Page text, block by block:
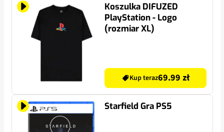
Koszulka DIFUZED
PlayStation - Logo
(rozmiar XL)
Kup teraz69.99 zł
Starfield Gra PS5